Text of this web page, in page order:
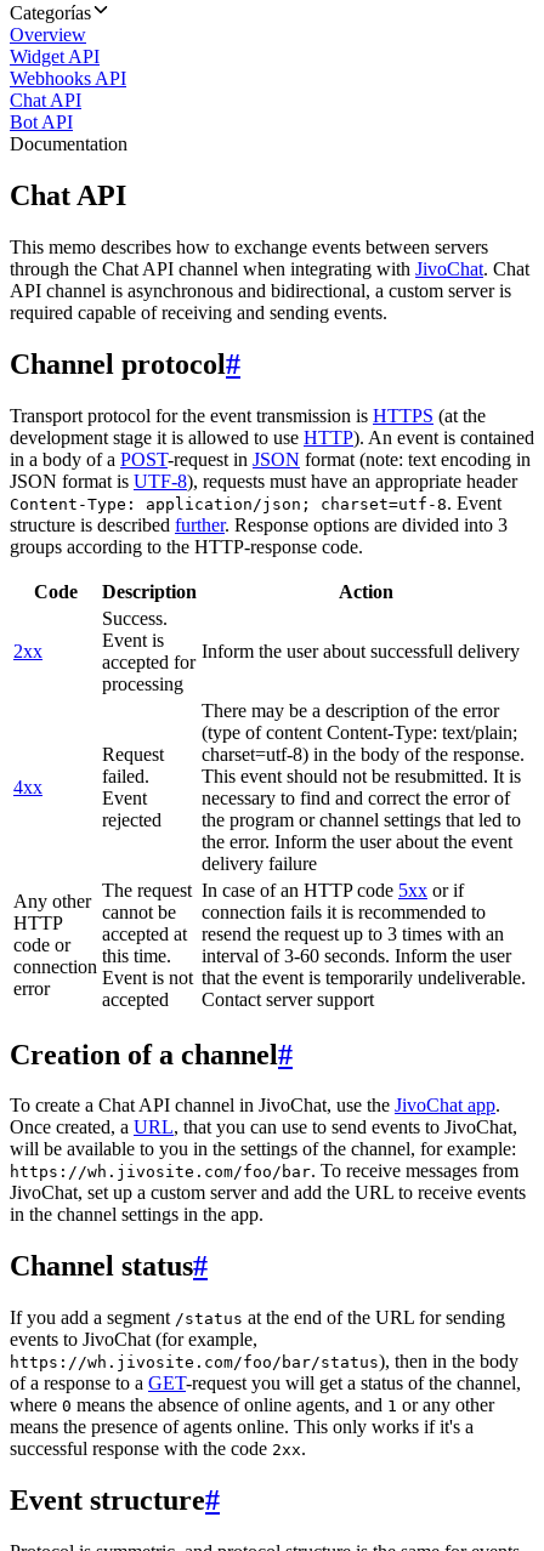
Categorías
Overview
Widget API
Webhooks API
Chat API
Bot API
Documentation
Chat API
This memo describes how to exchange events between servers
through the Chat API channel when integrating with JivoChat. Chat
API channel is asynchronous and bidirectional, a custom server is
required capable of receiving and sending events.
Channel protocol#
Transport protocol for the event transmission is HTTPS (at the
development stage it is allowed to use HTTP). An event is contained
in a body of a POST-request in JSON format (note: text encoding in
JSON format is UTF-8), requests must have an appropriate header
Content-Type: application/json; charset=utf-8. Event
structure is described further. Response options are divided into 3
groups according to the HTTP-response code.
Code Description Action
2xx
Success.
Event is
accepted for
processing
Inform the user about successfull delivery
4xx
Request
failed.
Event
rejected
There may be a description of the error
(type of content Content-Type: text/plain;
charset=utf-8) in the body of the response.
This event should not be resubmitted. It is
necessary to find and correct the error of
the program or channel settings that led to
the error. Inform the user about the event
delivery failure
Any other
HTTP
code or
connection
error
The request
cannot be
accepted at
this time.
Event is not
accepted
In case of an HTTP code 5xx or if
connection fails it is recommended to
resend the request up to 3 times with an
interval of 3-60 seconds. Inform the user
that the event is temporarily undeliverable.
Contact server support
Creation of a channel#
To create a Chat API channel in JivoChat, use the JivoChat app.
Once created, a URL, that you can use to send events to JivoChat,
will be available to you in the settings of the channel, for example:
https://wh.jivosite.com/foo/bar. To receive messages from
JivoChat, set up a custom server and add the URL to receive events
in the channel settings in the app.
Channel status#
If you add a segment /status at the end of the URL for sending
events to JivoChat (for example,
https://wh.jivosite.com/foo/bar/status), then in the body
of a response to a GET-request you will get a status of the channel,
where 0 means the absence of online agents, and 1 or any other
means the presence of agents online. This only works if it's a
successful response with the code 2xx.
Event structure#